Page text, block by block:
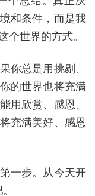
和条件，而是我
个世界的方式。
你总是用挑剔、
的世界也将充满
用欣赏、感恩、
充满美好、感恩
一步。从今天开